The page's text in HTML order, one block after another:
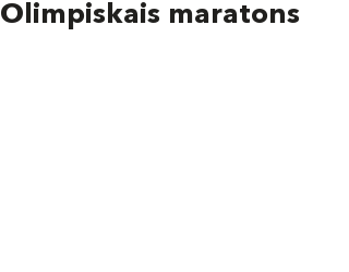
Olimpiskais maratons